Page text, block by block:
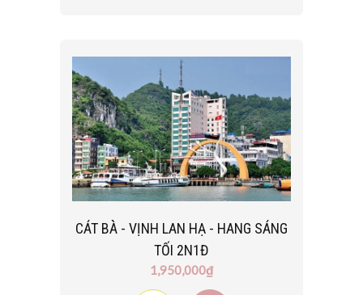
CÁT BÀ - VỊNH LAN HẠ - HANG SÁNG
TỐI 2N1Đ
1,950,000₫